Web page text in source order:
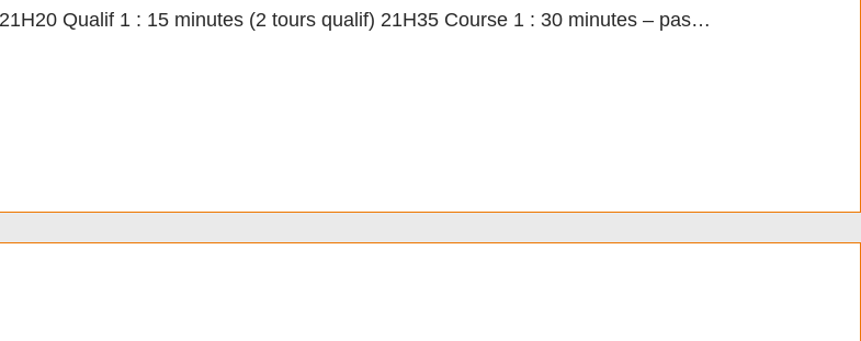
Qualif 1 : 15 minutes (2 tours qualif) 21H35 Course 1 : 30 minutes – pas…